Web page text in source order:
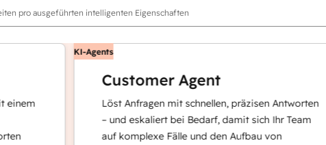
pro ausgeführten intelligenten Eigenschaften
KI-Agents
Customer Agent
Löst Anfragen mit schnellen, präzisen Antworten
– und eskaliert bei Bedarf, damit sich Ihr Team
auf komplexe Fälle und den Aufbau von